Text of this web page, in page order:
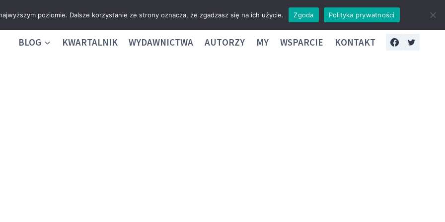
BLOG KWARTALNIK WYDAWNICTWA AUTORZY MY WSPARCIE KONTAKT
poziomie. Dalsze korzystanie ze strony oznacza, że zgadzasz się na ich użycie. Zgoda Polityka prywatności